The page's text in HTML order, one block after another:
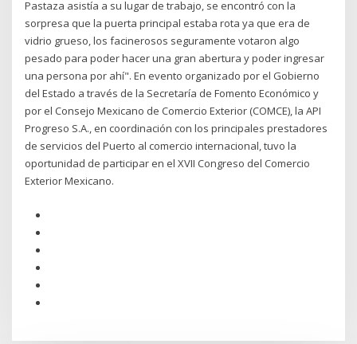
Pastaza asistía a su lugar de trabajo, se encontró con la
sorpresa que la puerta principal estaba rota ya que era de
vidrio grueso, los facinerosos seguramente votaron algo
pesado para poder hacer una gran abertura y poder ingresar
una persona por ahí". En evento organizado por el Gobierno
del Estado a través de la Secretaría de Fomento Económico y
por el Consejo Mexicano de Comercio Exterior (COMCE), la API
Progreso S.A., en coordinación con los principales prestadores
de servicios del Puerto al comercio internacional, tuvo la
oportunidad de participar en el XVII Congreso del Comercio
Exterior Mexicano.